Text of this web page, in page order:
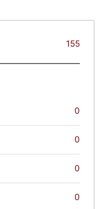
155
0
0
0
0